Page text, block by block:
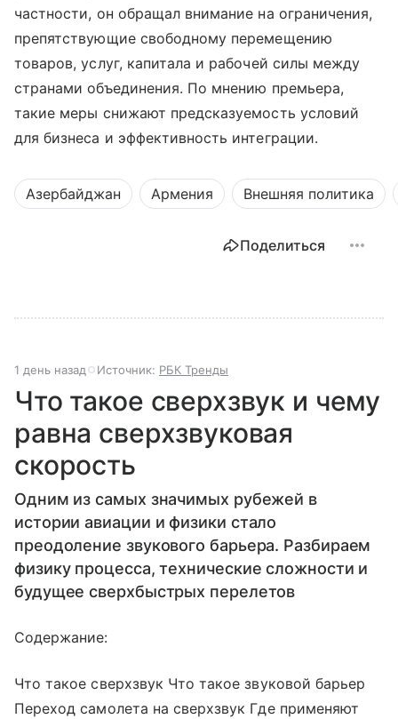
частности, он обращал внимание на ограничения,
препятствующие свободному перемещению
товаров, услуг, капитала и рабочей силы между
странами объединения. По мнению премьера,
такие меры снижают предсказуемость условий
для бизнеса и эффективность интеграции.
Азербайджан Армения Внешняя политика
Поделиться
1 день назад Источник: РБК Тренды
Что такое сверхзвук и чему
равна сверхзвуковая
скорость
Одним из самых значимых рубежей в
истории авиации и физики стало
преодоление звукового барьера. Разбираем
физику процесса, технические сложности и
будущее сверхбыстрых перелетов
Содержание:
Что такое сверхзвук Что такое звуковой барьер
Переход самолета на сверхзвук Где применяют